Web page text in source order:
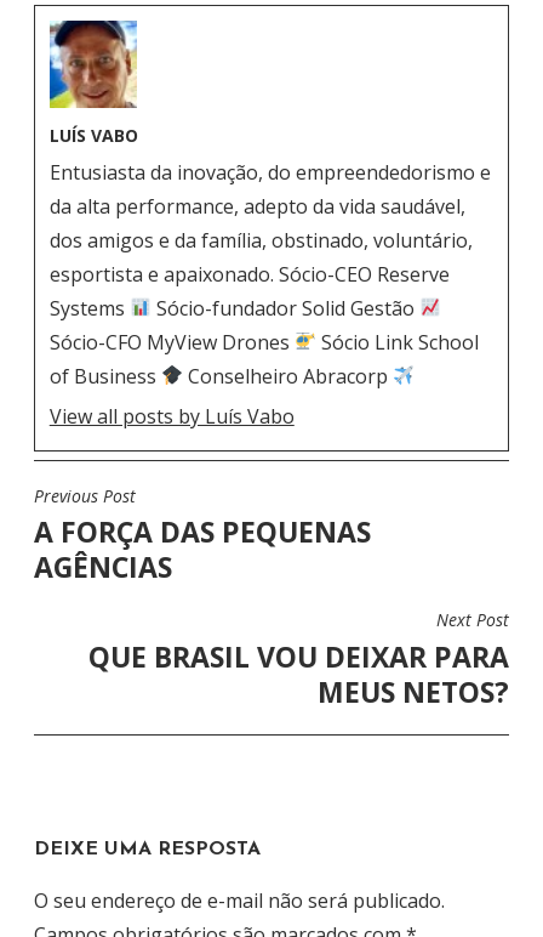
LUÍS VABO
Entusiasta da inovação, do empreendedorismo e
da alta performance, adepto da vida saudável,
dos amigos e da família, obstinado, voluntário,
esportista e apaixonado. Sócio-CEO Reserve
Systems
Sócio-fundador Solid Gestão
Sócio-CFO MyView Drones
Sócio Link School
of Business
Conselheiro Abracorp
View all posts by Luís Vabo
N
A
V
E
P
O
Previous Post
A FORÇA DAS PEQUENAS
AGÊNCIAS
Next Post
QUE BRASIL VOU DEIXAR PARA
MEUS NETOS?
DEIXE UMA RESPOSTA
O seu endereço de e-mail não será publicado.